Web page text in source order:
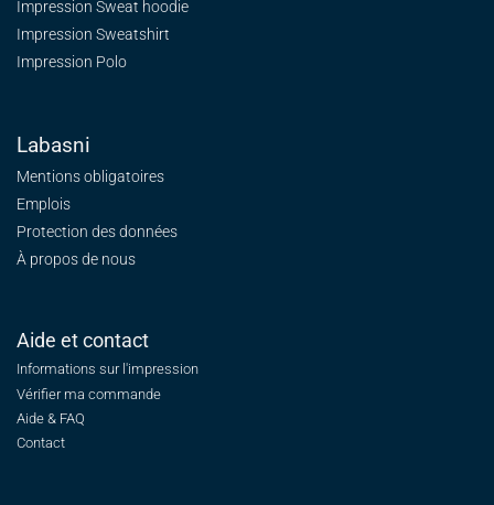
Impression Sweat hoodie
Impression Sweatshirt
Impression Polo
Labasni
Mentions obligatoires
Emplois
Protection des données
À propos de nous
Aide et contact
Informations sur l'impression
Vérifier ma commande
Aide & FAQ
Contact